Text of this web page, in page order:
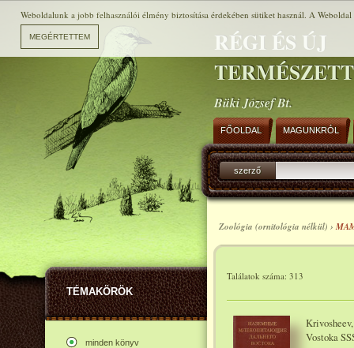
RÉGI ÉS ÚJ
Büki József Bt.
TÉMAKÖRÖK
minden könyv
FŐOLDAL MAGUNKRÓL
szerző
Zoológia (ornitológia nélkül) ›
Találatok száma: 313
Vostoka
Weboldalunk a jobb felhasználói élmény biztosítása érdekében sütiket használ. A